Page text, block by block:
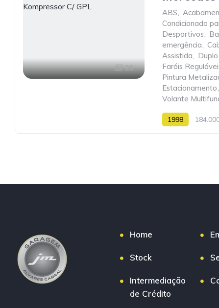
25
ABS,
Condicionado
Desportivos,
emergência,
Assistida,
Faróis
Pintura
Estacionamento,
Volante
1998
Home
Stock
Intermediação
de Crédito